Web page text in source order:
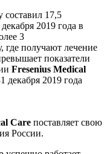
составил 17,5
2019 года в
3
где получают лечение
показатели
Fresenius Medical
декабря 2019 года
Care поставляет свою
России.